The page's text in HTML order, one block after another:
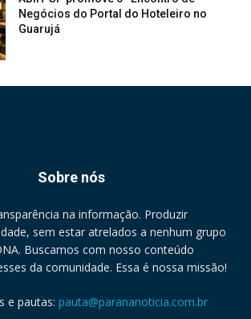
Negócios do Portal do Hoteleiro no
Guarujá
Sobre nós
na informação. Produzir
sem estar atrelados a nenhum grupo
Buscamos com nosso conteúdo
da comunidade. Essa é nossa missão!
e pautas: pauta@parananoticia.com.br